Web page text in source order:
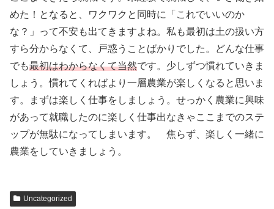
めた！となると、ワクワクと同時に「これでいいのか
な？」って不安も出てきますよね。私も最初は土の扱い方
すら分からなくて、戸惑うことばかりでした。どんな仕事
でも最初はわからなくて当然です。少しずつ慣れていきま
しょう。慣れてくればより一層農業が楽しくなると思いま
す。まずは楽しく仕事をしましょう。せっかく農業に興味
があって就職したのに楽しく仕事出なきゃここまでのステ
ップが無駄になってしまいます。 焦らず、楽しく一緒に
農業をしていきましょう。
Uncategorized